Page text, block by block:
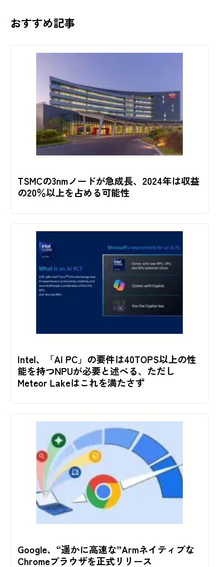
おすすめ記事
TSMCの3nmノードが急成長、2024年は収益
の20％以上を占める可能性
Intel、「AI PC」の要件は40TOPS以上の性
能を持つNPUが必要と述べる、ただし
Meteor Lakeはこれを満たさず
Google、“遥かに高速な”Armネイティブな
Chromeブラウザを正式リリース